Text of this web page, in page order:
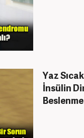
Yaz
İnsülin